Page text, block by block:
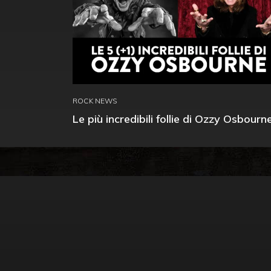
ROCK NEWS
Le più incredibili follie di Ozzy